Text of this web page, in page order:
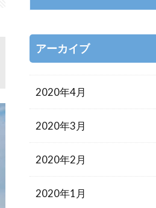
アーカイブ
2020年4月
2020年3月
2020年2月
2020年1月